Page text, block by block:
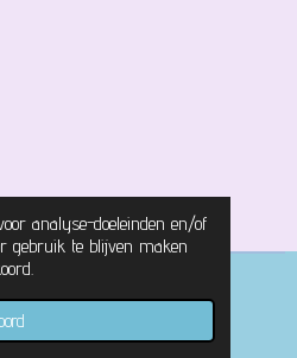
analyse-doeleinden en/of
gebruik te blijven maken